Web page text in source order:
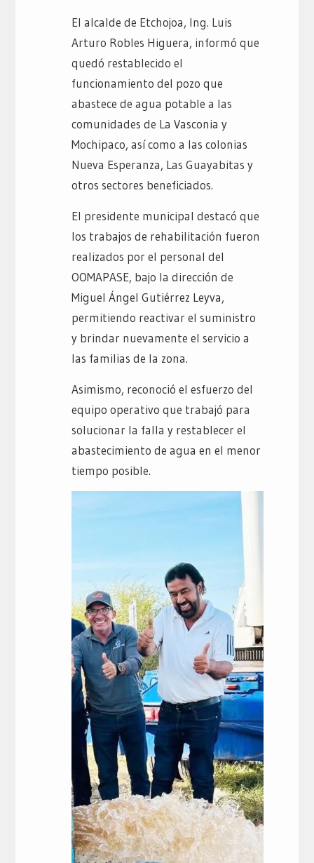
El alcalde de Etchojoa, Ing. Luis
Arturo Robles Higuera, informó que
quedó restablecido el
funcionamiento del pozo que
abastece de agua potable a las
comunidades de La Vasconia y
Mochipaco, así como a las colonias
Nueva Esperanza, Las Guayabitas y
otros sectores beneficiados.
El presidente municipal destacó que
los trabajos de rehabilitación fueron
realizados por el personal del
OOMAPASE, bajo la dirección de
Miguel Ángel Gutiérrez Leyva,
permitiendo reactivar el suministro
y brindar nuevamente el servicio a
las familias de la zona.
Asimismo, reconoció el esfuerzo del
equipo operativo que trabajó para
solucionar la falla y restablecer el
abastecimiento de agua en el menor
tiempo posible.